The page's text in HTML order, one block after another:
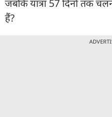
जबकि यात्रा 57 दिनों तक
हैं?